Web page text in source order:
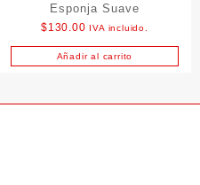
Esponja Suave
$130.00 IVA incluido.
Añadir al carrito